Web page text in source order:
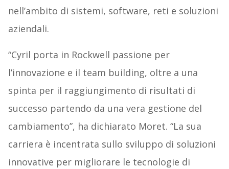
nell’ambito di sistemi, software, reti e soluzioni
aziendali.
“Cyril porta in Rockwell passione per
l’innovazione e il team building, oltre a una
spinta per il raggiungimento di risultati di
successo partendo da una vera gestione del
cambiamento”, ha dichiarato Moret. “La sua
carriera è incentrata sullo sviluppo di soluzioni
innovative per migliorare le tecnologie di